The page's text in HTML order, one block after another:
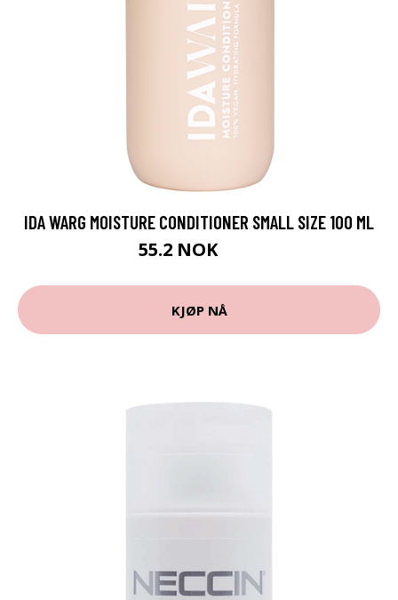
IDA WARG MOISTURE CONDITIONER SMALL SIZE 100 ML
55.2 NOK
KJØP NÅ